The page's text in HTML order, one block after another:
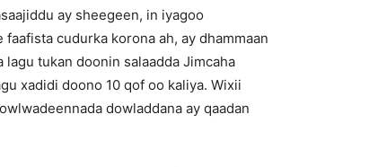
ay sheegeen, in iyagoo
cudurka korona ah, ay dhammaan
lagu tukan doonin salaadda Jimcaha
xadidi doono 10 qof oo kaliya. Wixii
dowladdana ay qaadan